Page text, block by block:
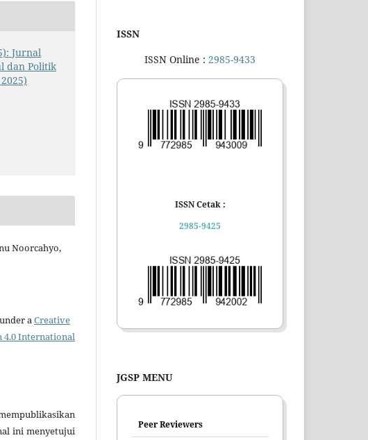
Jurnal
dan Politik
Noorcahyo,
a Creative
International
ini menyetujui
ISSN
ISSN Online : 2985-9433
ISSN Cetak :
2985-9425
JGSP MENU
Peer Reviewers